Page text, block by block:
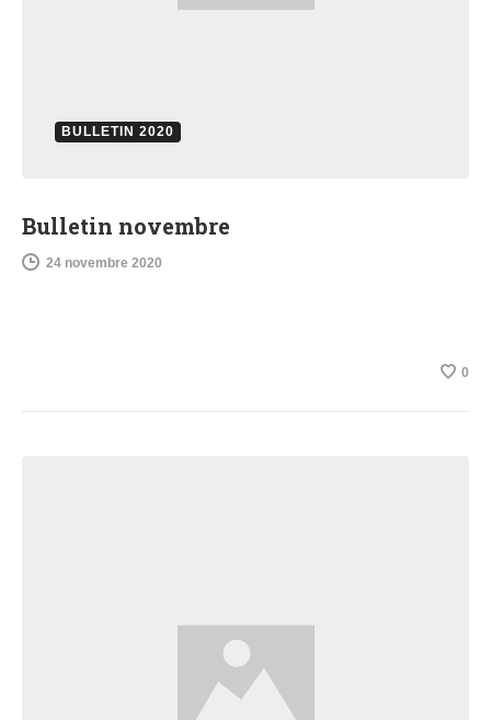
BULLETIN 2020
Bulletin novembre
24 novembre 2020
0